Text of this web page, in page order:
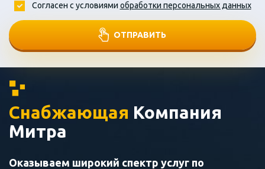
ОТПРАВИТЬ
Согласен с условиями обработки персональных данных
Снабжающая Компания
Митра
Оказываем широкий спектр услуг по